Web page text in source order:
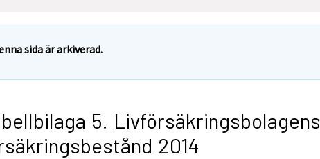
sida är arkiverad.
5. Livförsäkringsbolagens
2014